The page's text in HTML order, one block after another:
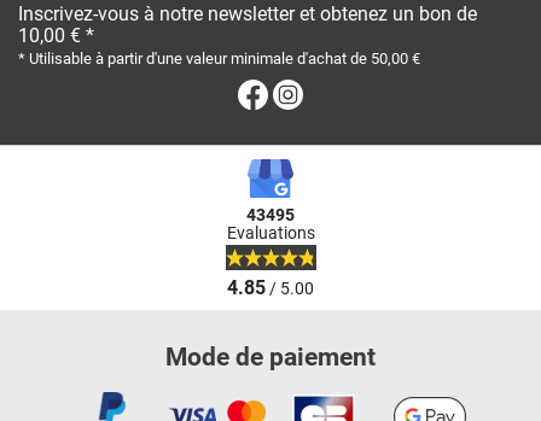
Inscrivez-vous à notre newsletter et obtenez un bon de
10,00 € *
* Utilisable à partir d'une valeur minimale d'achat de 50,00 €
Facebook
43495
Evaluations
4.85/ 5.00
Mode de paiement